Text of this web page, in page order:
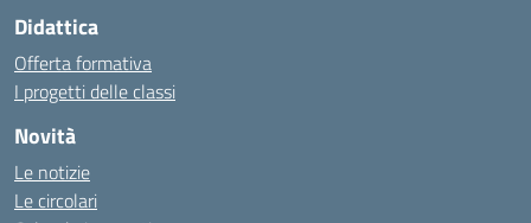
Didattica
Offerta formativa
I progetti delle classi
Novità
Le notizie
Le circolari